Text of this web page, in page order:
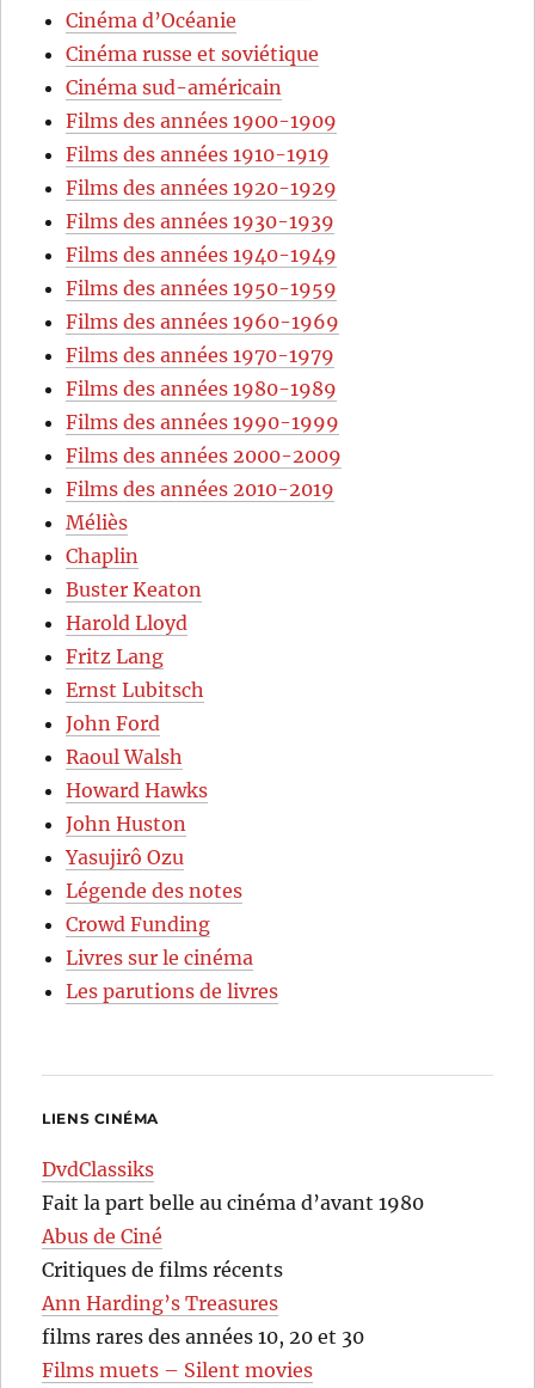
Cinéma d’Océanie
Cinéma russe et soviétique
Cinéma sud-américain
Films des années 1900-1909
Films des années 1910-1919
Films des années 1920-1929
Films des années 1930-1939
Films des années 1940-1949
Films des années 1950-1959
Films des années 1960-1969
Films des années 1970-1979
Films des années 1980-1989
Films des années 1990-1999
Films des années 2000-2009
Films des années 2010-2019
Méliès
Chaplin
Buster Keaton
Harold Lloyd
Fritz Lang
Ernst Lubitsch
John Ford
Raoul Walsh
Howard Hawks
John Huston
Yasujirô Ozu
Légende des notes
Crowd Funding
Livres sur le cinéma
Les parutions de livres
LIENS CINÉMA
DvdClassiks
Fait la part belle au cinéma d’avant 1980
Abus de Ciné
Critiques de films récents
Ann Harding’s Treasures
films rares des années 10, 20 et 30
Films muets – Silent movies